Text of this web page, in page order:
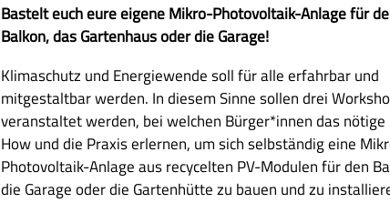
Z
u
a
m
m
e
n
f
Bastelt euch eure eigene Mikro-Photovoltaik-Anlage für
Balkon, das Gartenhaus oder die Garage!
A
u
s
f
ü
h
Klimaschutz und Energiewende soll für alle erfahrbar und
mitgestaltbar werden. In diesem Sinne sollen drei
veranstaltet werden, bei welchen Bürger*innen das
How und die Praxis erlernen, um sich selbständig eine
Photovoltaik-Anlage aus recycelten PV-Modulen für den
die Garage oder die Gartenhütte zu bauen und zu